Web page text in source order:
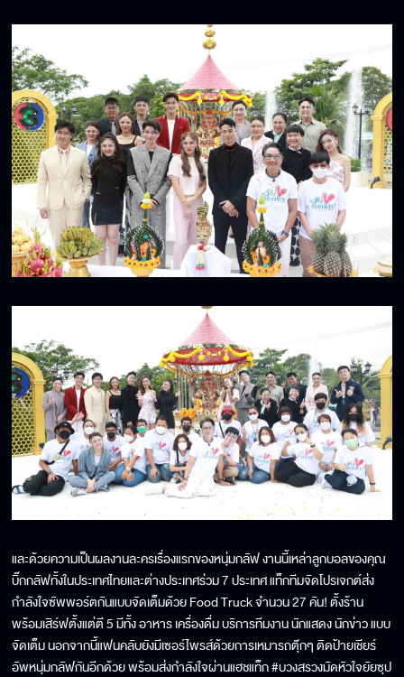
และด้วยความเป็นผลงานละครเรื่องแรกของหนุ่มกลัฟ งานนี้เหล่าลูกบอลของคุณ
บิ๊กกลัฟทั้งในประเทศไทยและต่างประเทศร่วม 7 ประเทศ แท็กทีมจัดโปรเจกต์ส่ง
กำลังใจซัพพอร์ตกันแบบจัดเต็มด้วย Food Truck จำนวน 27 คัน! ตั้งร้าน
พร้อมเสิร์ฟตั้งแต่ตี 5 มีทั้ง อาหาร เครื่องดื่ม บริการทีมงาน นักแสดง นักข่าว แบบ
จัดเต็ม นอกจากนี้แฟนคลับยังมีเซอร์ไพรส์ด้วยการเหมารถตุ๊กๆ ติดป้ายเชียร์
อัพหนุ่มกลัฟกันอีกด้วย พร้อมส่งกำลังใจผ่านแฮชแท็ก #บวงสรวงมัดหัวใจยัยซุป